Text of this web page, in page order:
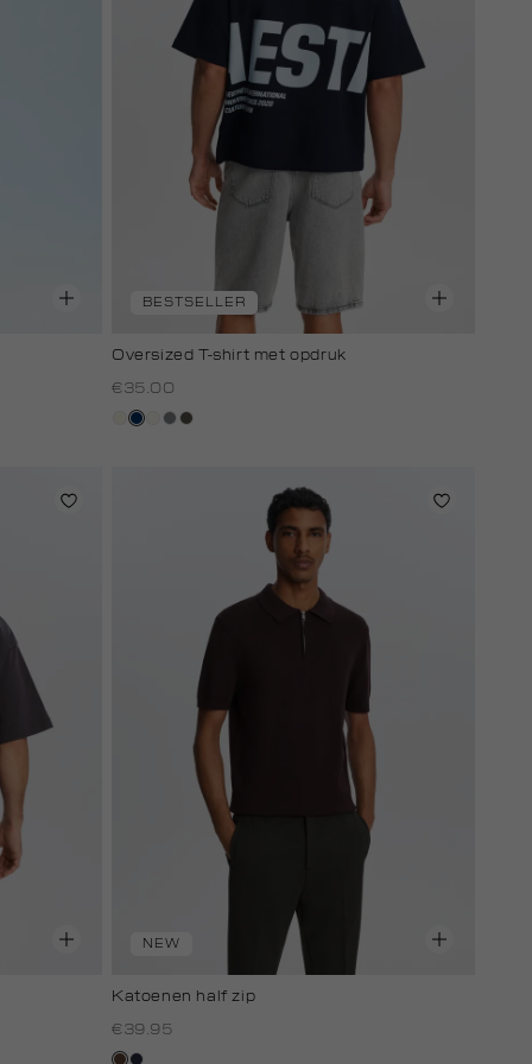
BESTSELLER
Oversized T-shirt met opdruk
€35.00
wit,donkerblauw
creme,
middengrijs
bos,
NEW
Katoenen half zip
€39.95